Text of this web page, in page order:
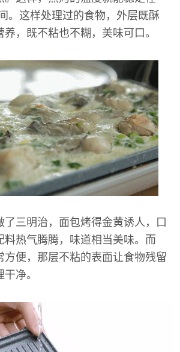
这样处理过的食物，外层既酥
，既不粘也不糊，美味可口。
了三明治，面包烤得金黄诱人，口
料热气腾腾，味道相当美味。而
方便，那层不粘的表面让食物残留
净。